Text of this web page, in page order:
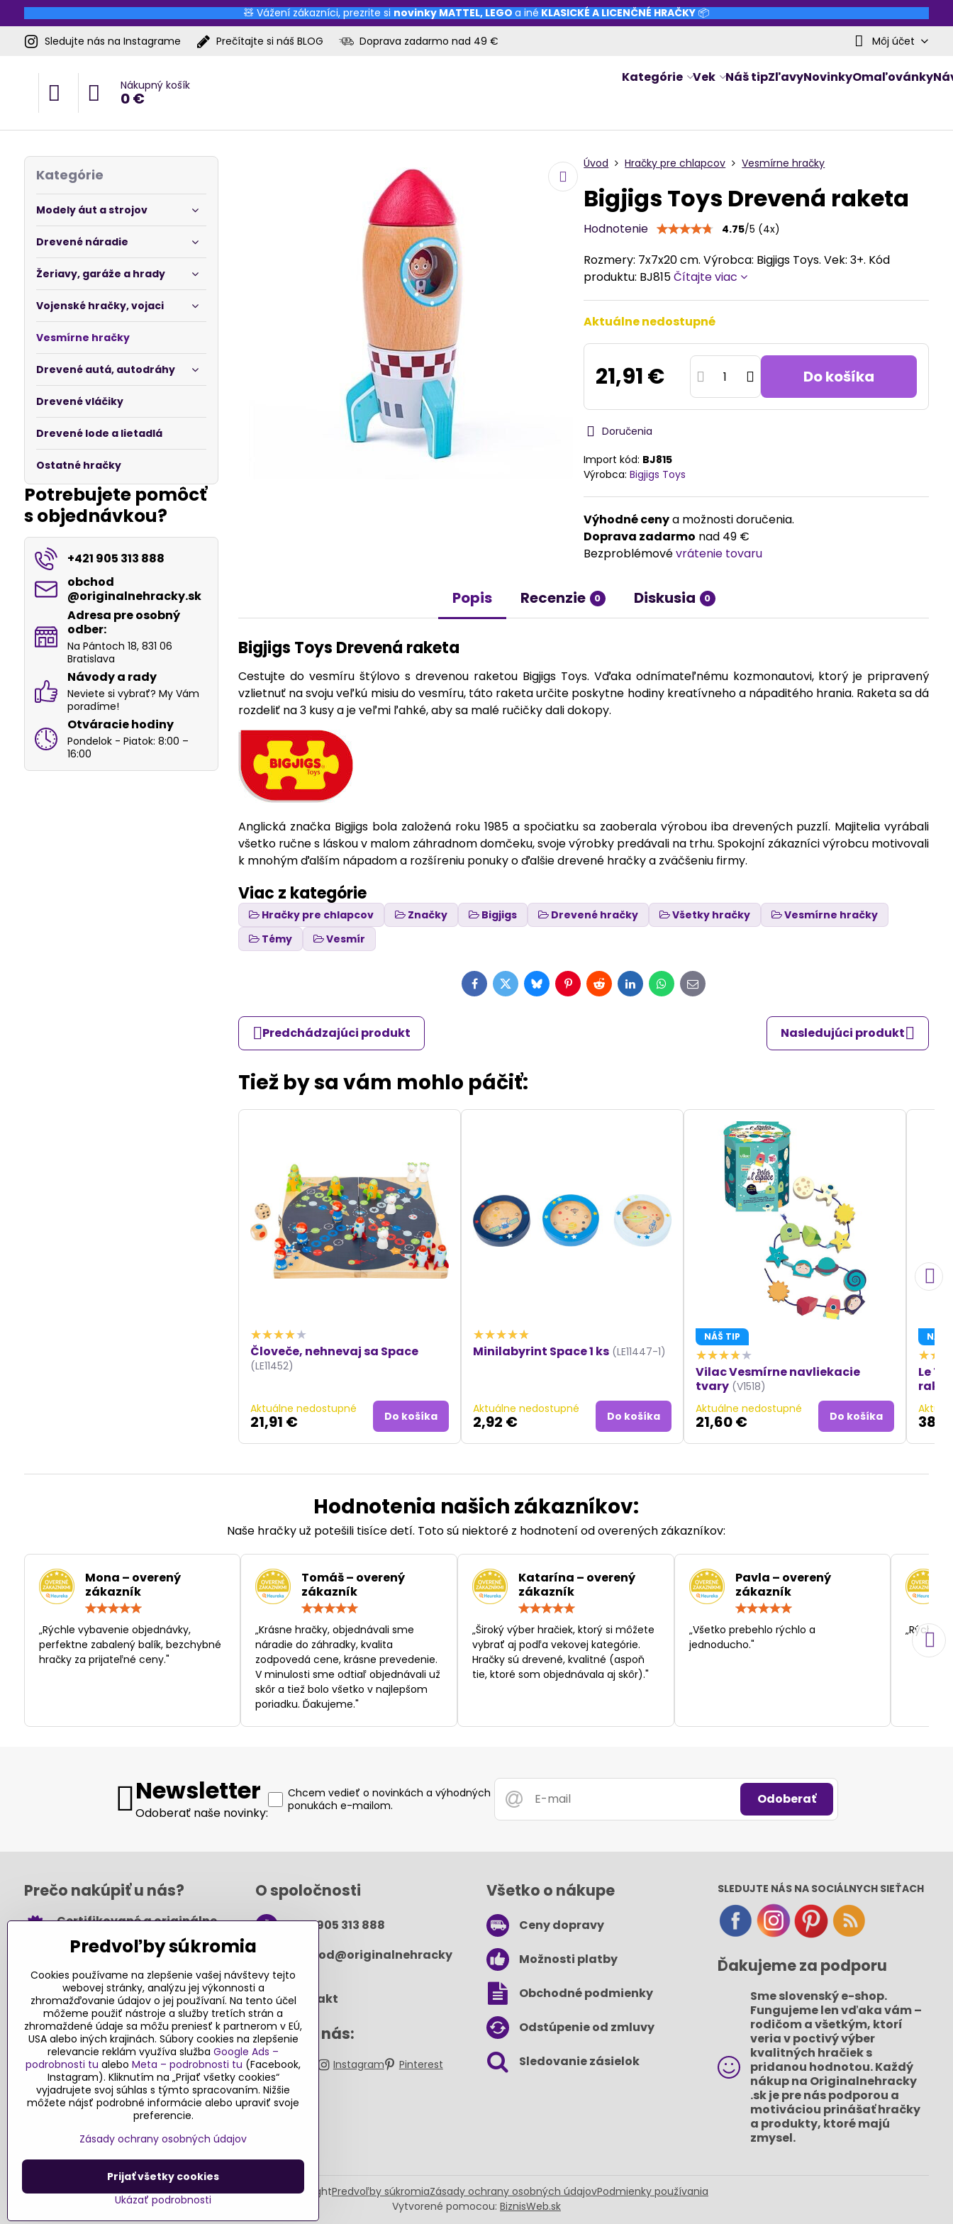
🧸 Vážení zákazníci, prezrite si novinky MATTEL, LEGO a iné KLASICKÉ A LICENČNÉ HRAČKY📦
Sledujte nás na Instagrame
Prečítajte si náš BLOG Doprava zadarmo nad 49 € Môj účet
Nákupný košík
0 €
Kategórie Vek Náš tipZľavyNovinkyOmaľovánky
Úvod Hračky pre chlapcov Vesmírne hračky
Bigjigs Toys Drevená raketa
Hodnotenie 4.75/5 (4x)
Rozmery: 7x7x20 cm. Výrobca: Bigjigs Toys. Vek: 3+. Kód
produktu: BJ815Čítajte viac
Aktuálne nedostupné
21,91 € Do košíka
Doručenia
Import kód: BJ815
Výrobca:Bigjigs Toys
Výhodné cenya možnosti doručenia.
Doprava zadarmo nad 49 €
Bezproblémovévrátenie tovaru
Popis Recenzie 0 Diskusia 0
Bigjigs Toys Drevená raketa
Cestujte do vesmíru štýlovo s drevenou raketou Bigjigs Toys. Vďaka odnímateľnému kozmonautovi, ktorý je pripravený
vzlietnuť na svoju veľkú misiu do vesmíru, táto raketa určite poskytne hodiny kreatívneho a nápaditého hrania. Raketa sa dá
rozdeliť na 3 kusy a je veľmi ľahké, aby sa malé ručičky dali dokopy.
Anglická značka Bigjigs bola založená roku 1985 a spočiatku sa zaoberala výrobou iba drevených puzzlí. Majitelia vyrábali
všetko ručne s láskou v malom záhradnom domčeku, svoje výrobky predávali na trhu. Spokojní zákazníci výrobcu motivovali
k mnohým ďalším nápadom a rozšíreniu ponuky o ďalšie drevené hračky a zväčšeniu firmy.
Viac z kategórie
Hračky pre chlapcov Značky Bigjigs Drevené hračky Všetky hračky
Vesmírne hračky
Témy
Vesmír
Facebook
TwitterBlueskyPinterest
RedditLinkedInWhatsApp
E-
mail
Predchádzajúci produkt Nasledujúci produkt
Tiež by sa vám mohlo páčiť:
Človeče, nehnevaj sa Space
(LE11452)
Aktuálne nedostupné
21,91 € Do košíka
Minilabyrint Space 1 ks (LE11447-1)
Aktuálne nedostupné
2,92 € Do košíka
NÁŠ TIP
Vilac Vesmírne navliekacie
tvary (V1518)
Aktuálne nedostupné
21,60 € Do košíka
NÁŠ
Le
Kategórie
Modely áut a strojov
Drevené náradie
Žeriavy, garáže a hrady
Vojenské hračky, vojaci
Vesmírne hračky
Drevené autá, autodráhy
Drevené vláčiky
Drevené lode a lietadlá
Ostatné hračky
Potrebujete pomôcť
s objednávkou?
+421 905 313 888
obchod​
@originalnehracky​.sk
Adresa pre osobný
odber:
Na Pántoch 18, 831 06
Bratislava
Návody a rady
Neviete si vybrať? My Vám
poradíme!
Otváracie hodiny
Pondelok - Piatok: 8:00 –
16:00
Hodnotenia našich zákazníkov:
Naše hračky už potešili tisíce detí. Toto sú niektoré z hodnotení od overených zákazníkov:
Mona – overený
zákazník
/
5
„Rýchle vybavenie objednávky,
perfektne zabalený balík, bezchybné
hračky za prijateľné ceny."
Tomáš – overený
zákazník
/
„Krásne hračky, objednávali sme
náradie do záhradky, kvalita
zodpovedá cene, krásne prevedenie.
V minulosti sme odtiaľ objednávali už
skôr a tiež bolo všetko v najlepšom
poriadku. Ďakujeme."
Katarína – overený
zákazník
/
5
„Široký výber hračiek, ktorý si môžete
vybrať aj podľa vekovej kategórie.
Hračky sú drevené, kvalitné (aspoň
tie, ktoré som objednávala aj skôr)."
Pavla – overený
zákazník
„Všetko prebehlo rýchlo a
jednoducho."
Newsletter
Odoberať naše novinky:
Odoberať
Chcem vedieť o novinkách a výhodných
ponukách e-mailom.
Prečo nakúpiť u nás?
Certifikované a originálne
Takmer 100% spokojných
zákazníkov
Pri nákupe nad 49 € doprava
zadarmo
Návody a tipy
Objednávky
Stav objednávky
O spoločnosti
+421 905 313 888
obchod​@originalnehracky​
.sk
Kontakt
Sledujte nás:
Facebook Instagram
Pinterest
Blog
Všetko o nákupe
Ceny dopravy
Možnosti platby
Obchodné podmienky
Odstúpenie od zmluvy
Sledovanie zásielok
SLEDUJTE NÁS NA SOCIÁLNYCH SIEŤACH
Ďakujeme za podporu
Sme slovenský e-shop​.
Fungujeme len vďaka vám –
rodičom a všetkým, ktorí
veria v poctivý výber
kvalitných hračiek s
pridanou hodnotou​. Každý
nákup na Originalnehracky​
.sk je pre nás podporou a
motiváciou prinášať hračky
a produkty, ktoré majú
zmysel​.
©2026CopyrightPredvoľby súkromiaZásady ochrany osobných údajovPodmienky používania
Vytvorené pomocou: BiznisWeb.sk
Predvoľby súkromia
Cookies používame na zlepšenie vašej návštevy tejto
webovej stránky, analýzu jej výkonnosti a
zhromažďovanie údajov o jej používaní. Na tento účel
môžeme použiť nástroje a služby tretích strán a
zhromaždené údaje sa môžu preniesť k partnerom v EÚ,
USA alebo iných krajinách. Súbory cookies na zlepšenie
relevancie reklám využíva služba Google Ads –
podrobnosti tu alebo Meta – podrobnosti tu (Facebook,
Instagram). Kliknutím na „Prijať všetky cookies“
vyjadrujete svoj súhlas s týmto spracovaním. Nižšie
môžete nájsť podrobné informácie alebo upraviť svoje
preferencie.
Zásady ochrany osobných údajov
Ukázať podrobnosti
Prijať všetky cookies